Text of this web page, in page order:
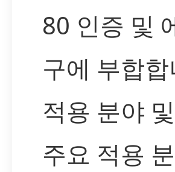
80 인증 및
구에 부합
적용 분야
주요 적용